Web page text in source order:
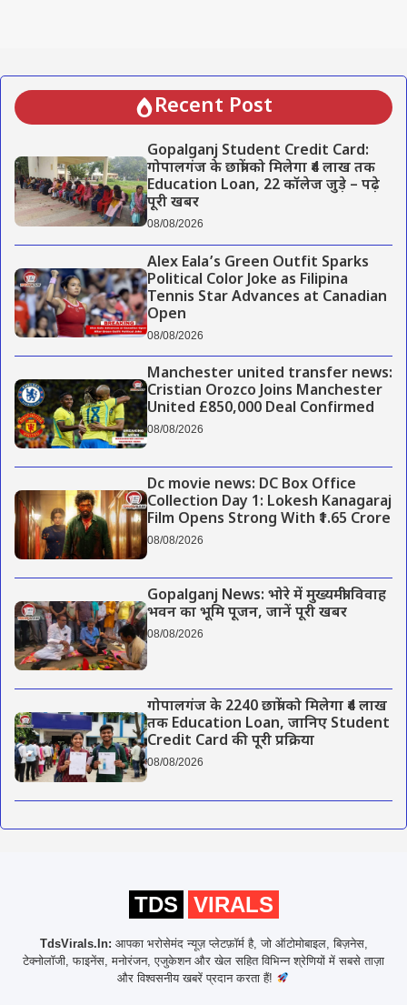
Recent Post
Gopalganj Student Credit Card:
गोपालगंज के छात्रों को मिलेगा ₹4 लाख तक
Education Loan, 22 कॉलेज जुड़े – पढ़े
पूरी खबर
08/08/2026
Alex Eala’s Green Outfit Sparks
Political Color Joke as Filipina
Tennis Star Advances at Canadian
Open
08/08/2026
Manchester united transfer news:
Cristian Orozco Joins Manchester
United £850,000 Deal Confirmed
08/08/2026
Dc movie news: DC Box Office
Collection Day 1: Lokesh Kanagaraj
Film Opens Strong With ₹1.65 Crore
08/08/2026
Gopalganj News: भोरे में मुख्यमंत्री विवाह
भवन का भूमि पूजन, जानें पूरी खबर
08/08/2026
गोपालगंज के 2240 छात्रों को मिलेगा ₹4 लाख
तक Education Loan, जानिए Student
Credit Card की पूरी प्रक्रिया
08/08/2026
TDS VIRALS
TdsVirals.In: आपका भरोसेमंद न्यूज़ प्लेटफ़ॉर्म है, जो ऑटोमोबाइल, बिज़नेस,
टेक्नोलॉजी, फाइनेंस, मनोरंजन, एजुकेशन और खेल सहित विभिन्न श्रेणियों में सबसे ताज़ा
और विश्वसनीय खबरें प्रदान करता हैं!